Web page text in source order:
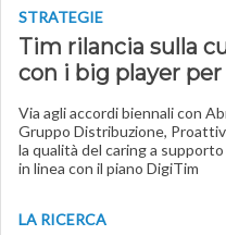
STRATEGIE
Tim rilancia sulla
con i big player
Via agli accordi biennali con
Gruppo Distribuzione,
la qualità del caring a
in linea con il piano DigiTim
LA RICERCA